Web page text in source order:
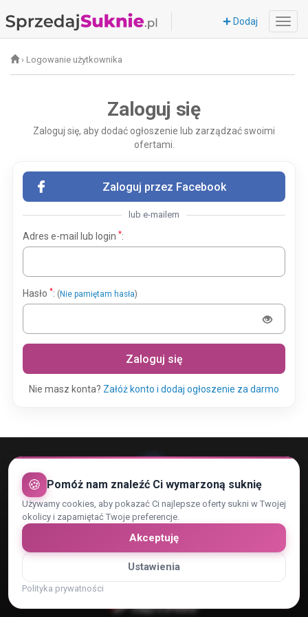
Dodaj
› Logowanie użytkownika
Zaloguj się
Zaloguj się, aby dodać ogłoszenie lub zarządzać swoimi
ofertami.
Zaloguj przez Facebook
lub e-mailem
Adres e-mail lub login *:
Hasło *: ( Nie pamiętam hasła)
Zaloguj się
Nie masz konta? Załóż konto i dodaj ogłoszenie za darmo
Rejestracja konta Regulamin
Polityka Prywatności i RODO
Zaufani Partnerzy
Reklama
Dopasowanie reklam
Płatności obsługiwane przez:
🍪 Pomóż nam znaleźć Ci wymarzoną suknię
Używamy cookies, aby pokazać Ci najlepsze oferty sukni w Twojej
okolicy i zapamiętać Twoje preferencje.
Ustawienia
Akceptuję
Polityka prywatności